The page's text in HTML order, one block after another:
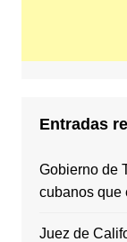
Entradas
Gobierno de
cubanos que
Juez de